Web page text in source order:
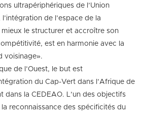
ultrapériphériques de l’Union
de l’espace de la
mieux le structurer et accroître son
est en harmonie avec la
voisinage».
de l’Ouest, le but est
du Cap-Vert dans l’Afrique de
dans la CEDEAO. L’un des objectifs
reconnaissance des spécificités du